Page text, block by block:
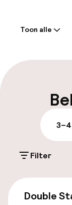
Laat
Parkeren
(buiten)
CZK
Toon alle
Filter
Double